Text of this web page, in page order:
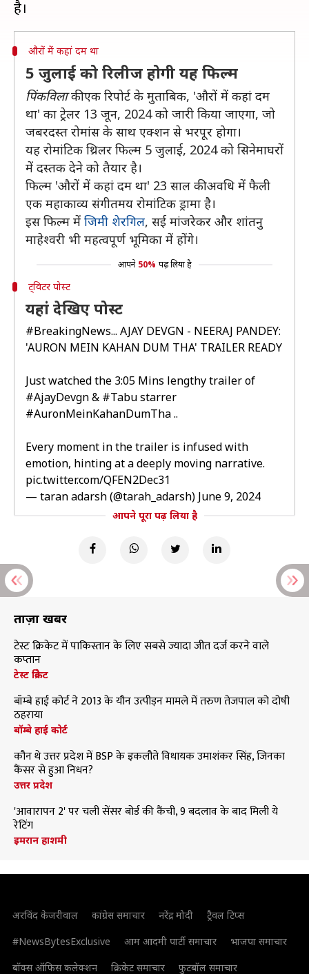
औरों में कहां दम था
5 जुलाई को रिलीज होगी यह फिल्म
पिंकविलाकी एक रिपोर्ट के मुताबिक, 'औरों में कहां दम
था' का ट्रेलर 13 जून, 2024 को जारी किया जाएगा, जो
जबरदस्त रोमांस के साथ एक्शन से भरपूर होगा।
यह रोमांटिक थ्रिलर फिल्म 5 जुलाई, 2024 को सिनेमाघरों
में दस्तक देने को तैयार है।
फिल्म 'औरों में कहां दम था' 23 साल की अवधि में फैली
एक महाकाव्य संगीतमय रोमांटिक ड्रामा है।
इस फिल्म में जिमी शेरगिल, सई मांजरेकर और शांतनु
माहेश्वरी भी महत्वपूर्ण भूमिका में होंगे।
आपने 50% पढ़ लिया है
ट्विटर पोस्ट
यहां देखिए पोस्ट
#BreakingNews... AJAY DEVGN - NEERAJ PANDEY:
'AURON MEIN KAHAN DUM THA' TRAILER READY
Just watched the 3:05 Mins lengthy trailer of
#AjayDevgn& #Tabustarrer
#AuronMeinKahanDumTha..
Every moment in the trailer is infused with
emotion, hinting at a deeply moving narrative.
pic.twitter.com/QFEN2Dec31
— taran adarsh (@tarah_adarsh) June 9, 2024
आपने पूरा पढ़ लिया है
ताज़ा खबरें
टेस्ट क्रिकेट में पाकिस्तान के लिए सबसे ज्यादा जीत दर्ज करने वाले
कप्तान
टेस्ट क्रिकेट
बॉम्बे हाई कोर्ट ने 2013 के यौन उत्पीड़न मामले में तरुण तेजपाल को दोषी
ठहराया
बॉम्बे हाई कोर्ट
कौन थे उत्तर प्रदेश में BSP के इकलौते विधायक उमाशंकर सिंह, जिनका
कैंसर से हुआ निधन?
उत्तर प्रदेश
'आवारापन 2' पर चली सेंसर बोर्ड की कैंची, 9 बदलाव के बाद मिली ये
रेटिंग
इमरान हाशमी
अरविंद केजरीवाल कांग्रेस समाचार नरेंद्र मोदी
ट्रैवल टिप्स
#NewsBytesExclusive
आम आदमी पार्टी समाचार
भाजपा समाचार
बॉक्स ऑफिस कलेक्शन
क्रिकेट समाचार फुटबॉल समाचार